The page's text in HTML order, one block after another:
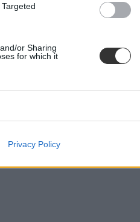
or Sharing
for which it
Privacy Policy